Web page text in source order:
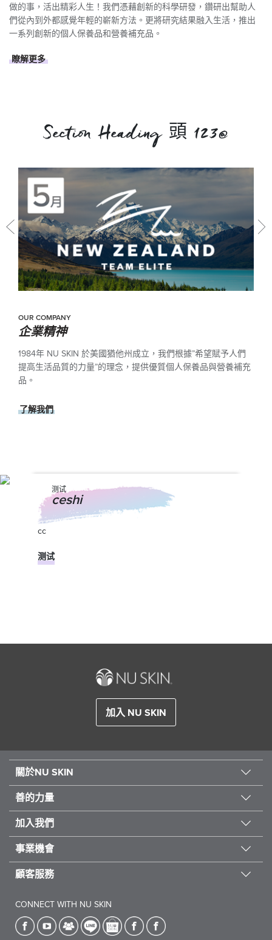
做的事，活出精彩人生！我們憑藉創新的科學研發，鑽研出幫助人
們從內到外都感覺年輕的嶄新方法。更將研究結果融入生活，推出
一系列創新的個人保養品和營養補充品。
瞭解更多
Section Heading 頭 123@
OUR COMPANY
企業精神
1984年 NU SKIN 於美國猶他州成立，我們根據”希望賦予人們
提高生活品質的力量”的理念，提供優質個人保養品與營養補充
品。
了解我們
测试
ceshi
cc
测试
加入 NU SKIN
關於NU SKIN
關於我們
創新科研
成功名人榜
員工招聘
善的力量
善的力量
受飢兒滋養計劃
蜜兒餐表揚
加入我們
成為會員
忠誠顧客計書
下線訂貨狀況
事業機會
賦能事業
尊榮獎勵
顧客服務
服務據點
訂/退貨相關
CONNECT WITH NU SKIN